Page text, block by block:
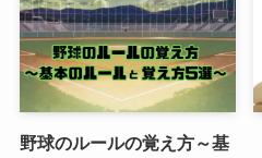
野球のルールの覚え方～基